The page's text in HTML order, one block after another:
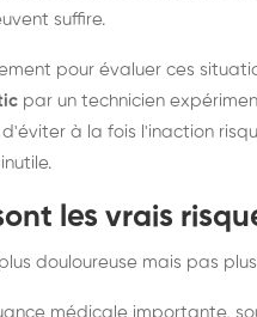
suffire.
pour évaluer ces
par un technicien
à la fois l'inaction
les vrais
douloureuse mais pas
médicale importante,